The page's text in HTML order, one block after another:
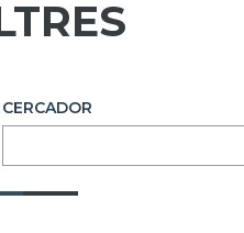
CERCADOR